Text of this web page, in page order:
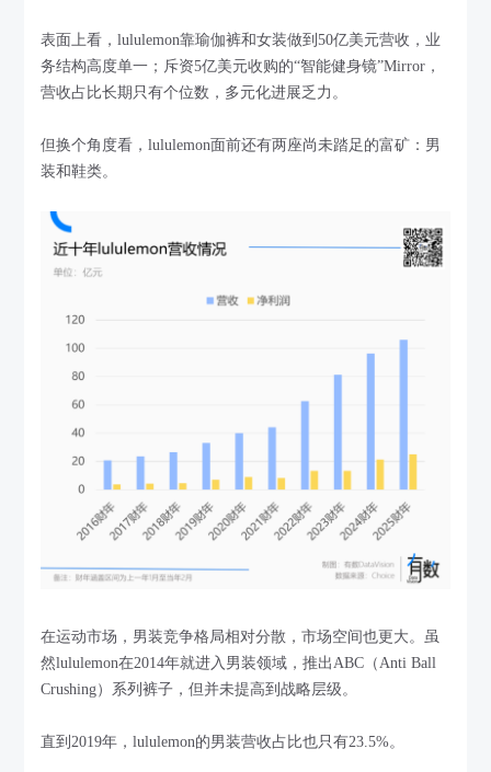
表面上看，lululemon靠瑜伽裤和女装做到50亿美元营收，业
务结构高度单一；斥资5亿美元收购的“智能健身镜”Mirror，
营收占比长期只有个位数，多元化进展乏力。
但换个角度看，lululemon面前还有两座尚未踏足的富矿：男
装和鞋类。
在运动市场，男装竞争格局相对分散，市场空间也更大。虽
然lululemon在2014年就进入男装领域，推出ABC（Anti Ball
Crushing）系列裤子，但并未提高到战略层级。
直到2019年，lululemon的男装营收占比也只有23.5%。